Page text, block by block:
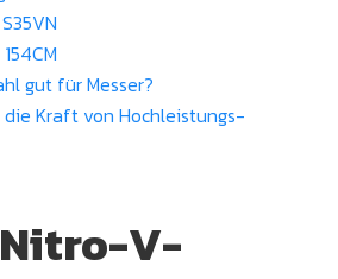
gut für Messer?
Kraft von Hochleistungs-
V-